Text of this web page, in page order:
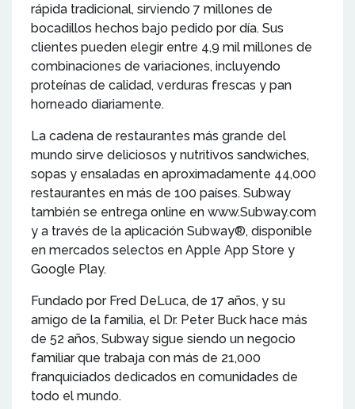
rápida tradicional, sirviendo 7 millones de
bocadillos hechos bajo pedido por día. Sus
clientes pueden elegir entre 4,9 mil millones de
combinaciones de variaciones, incluyendo
proteínas de calidad, verduras frescas y pan
horneado diariamente.
La cadena de restaurantes más grande del
mundo sirve deliciosos y nutritivos sandwiches,
sopas y ensaladas en aproximadamente 44,000
restaurantes en más de 100 países. Subway
también se entrega online en www.Subway.com
y a través de la aplicación Subway®, disponible
en mercados selectos en Apple App Store y
Google Play.
Fundado por Fred DeLuca, de 17 años, y su
amigo de la familia, el Dr. Peter Buck hace más
de 52 años, Subway sigue siendo un negocio
familiar que trabaja con más de 21,000
franquiciados dedicados en comunidades de
todo el mundo.